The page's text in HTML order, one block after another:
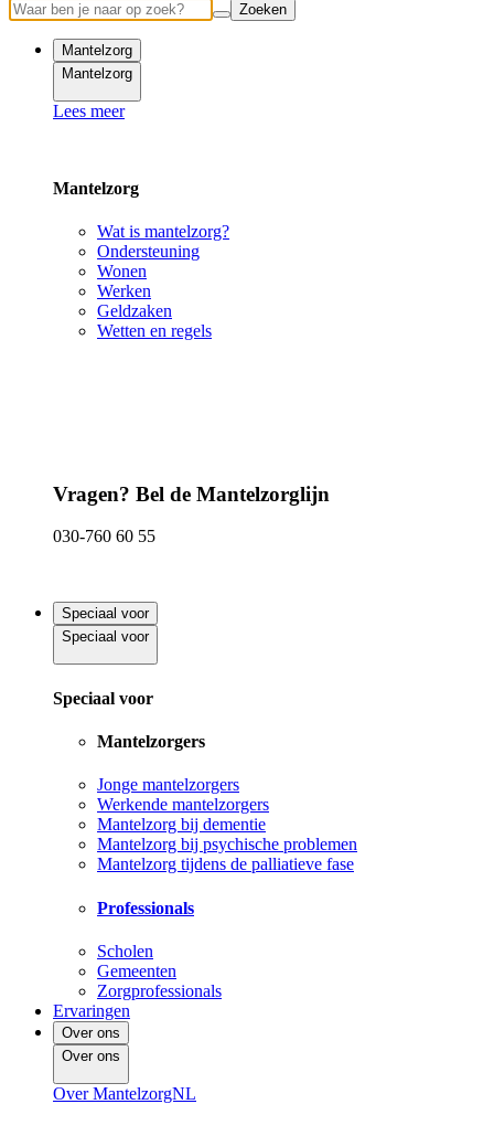
Zoeken
Mantelzorg
Mantelzorg
Lees meer
Mantelzorg
Wat is mantelzorg?
Ondersteuning
Wonen
Werken
Geldzaken
Wetten en regels
Vragen? Bel de Mantelzorglijn
030-760 60 55
Speciaal voor
Speciaal voor
Speciaal voor
Mantelzorgers
Jonge mantelzorgers
Werkende mantelzorgers
Mantelzorg bij dementie
Mantelzorg bij psychische problemen
Mantelzorg tijdens de palliatieve fase
Professionals
Scholen
Gemeenten
Zorgprofessionals
Ervaringen
Over ons
Over ons
Over MantelzorgNL